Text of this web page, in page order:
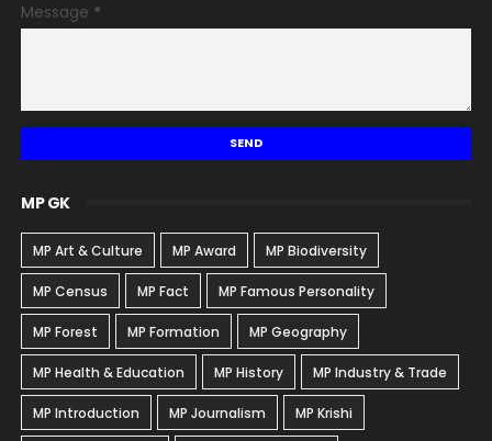
Message *
MP GK
MP Art & Culture MP Award MP Biodiversity
MP Census MP Fact MP Famous Personality
MP Forest MP Formation MP Geography
MP Health & Education MP History MP Industry & Trade
MP Introduction MP Journalism MP Krishi